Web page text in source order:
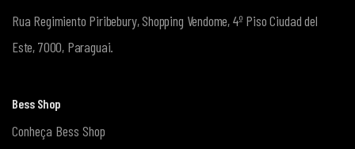
Rua Regimiento Piribebury, Shopping Vendome, 4º PisoCiudad del
Este, 7000, Paraguai.
Bess Shop
Conheça Bess Shop